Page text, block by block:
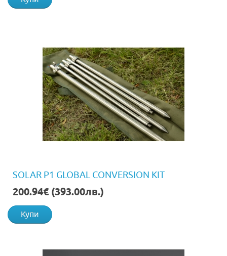
SOLAR P1 GLOBAL CONVERSION KIT
200.94€ (393.00лв.)
Купи